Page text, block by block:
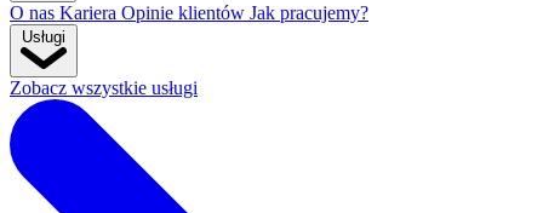
O nas Kariera Opinie klientów Jak pracujemy?
Zobacz wszystkie usługi